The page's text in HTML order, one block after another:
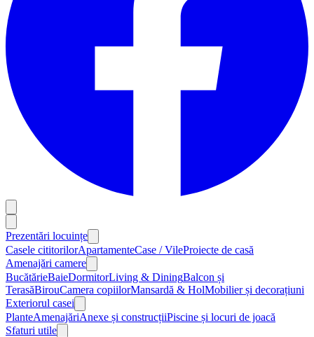
Prezentări locuințe
Casele cititorilorApartamenteCase / VileProiecte de casă
Amenajări camere
BucătărieBaieDormitorLiving & DiningBalcon și
TerasăBirouCamera copiilorMansardă & HolMobilier și decorațiuni
Exteriorul casei
PlanteAmenajăriAnexe și construcțiiPiscine și locuri de joacă
Sfaturi utile